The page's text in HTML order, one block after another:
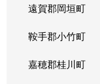
遠賀郡岡垣町
鞍手郡小竹町
嘉穂郡桂川町